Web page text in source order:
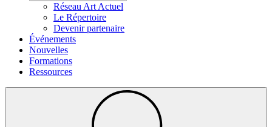
Réseau Art Actuel
Le Répertoire
Devenir partenaire
Événements
Nouvelles
Formations
Ressources